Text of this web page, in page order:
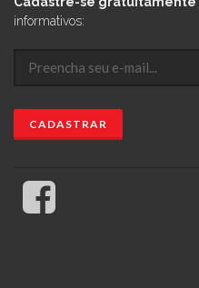
informativos: